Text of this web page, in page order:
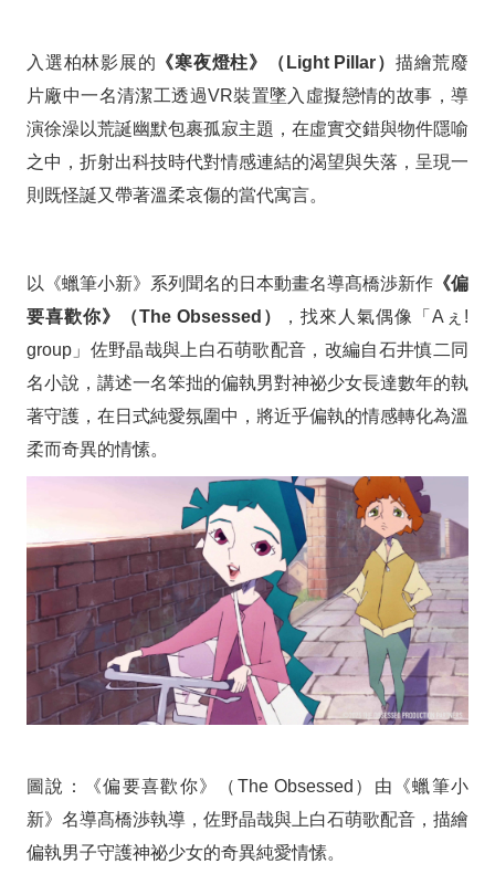
入選柏林影展的 《寒夜燈柱》（Light Pillar） 描繪荒廢
片廠中一名清潔工透過VR裝置墜入虛擬戀情的故事，導
演徐澡以荒誕幽默包裹孤寂主題，在虛實交錯與物件隱喻
之中，折射出科技時代對情感連結的渴望與失落，呈現一
則既怪誕又帶著溫柔哀傷的當代寓言。
以《蠟筆小新》系列聞名的日本動畫名導髙橋渉新作 《偏
要喜歡你》（The Obsessed）
，找來人氣偶像「Aぇ!
group」佐野晶哉與上白石萌歌配音，改編自石井慎二同
名小說，講述一名笨拙的偏執男對神祕少女長達數年的執
著守護，在日式純愛氛圍中，將近乎偏執的情感轉化為溫
柔而奇異的情愫。
圖說：《偏要喜歡你》（The Obsessed）由《蠟筆小
新》名導髙橋渉執導，佐野晶哉與上白石萌歌配音，描繪
偏執男子守護神祕少女的奇異純愛情愫。